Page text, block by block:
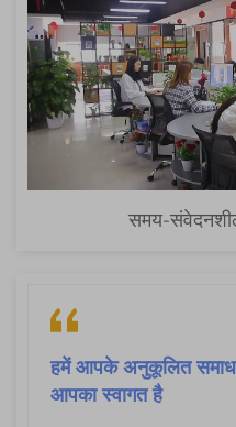
समय-संवेदनशील
हमें आपके अनुकूलित
आपका स्वागत है